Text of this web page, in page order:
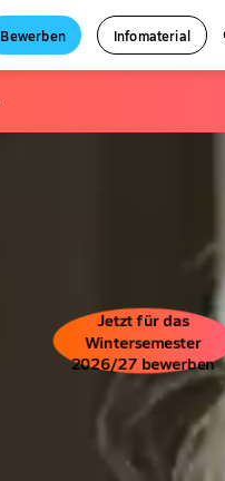
Bewerben Infomaterial
Jetzt für das
Wintersemester
2026/27 bewerben